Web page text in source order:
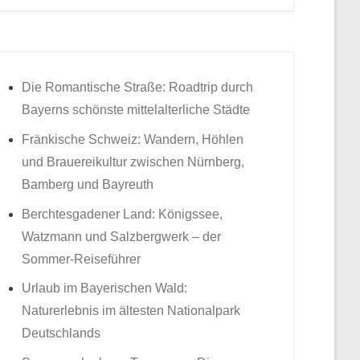
Die Romantische Straße: Roadtrip durch
Bayerns schönste mittelalterliche Städte
Fränkische Schweiz: Wandern, Höhlen
und Brauereikultur zwischen Nürnberg,
Bamberg und Bayreuth
Berchtesgadener Land: Königssee,
Watzmann und Salzbergwerk – der
Sommer-Reiseführer
Urlaub im Bayerischen Wald:
Naturerlebnis im ältesten Nationalpark
Deutschlands